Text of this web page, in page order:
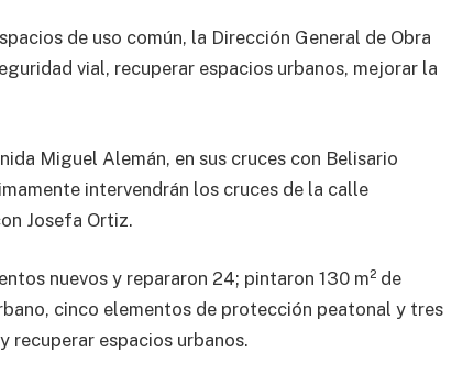
de uso común, la Dirección General de Obra
vial, recuperar espacios urbanos, mejorar la
Miguel Alemán, en sus cruces con Belisario
intervendrán los cruces de la calle
Josefa Ortiz.
nuevos y repararon 24; pintaron 130 m² de
cinco elementos de protección peatonal y tres
espacios urbanos.